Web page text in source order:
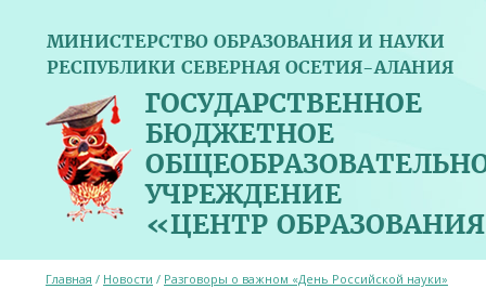
МИНИСТЕРСТВО ОБРАЗОВАНИЯ И НАУКИ
РЕСПУБЛИКИ СЕВЕРНАЯ ОСЕТИЯ-АЛАНИЯ
ГОСУДАРСТВЕННОЕ
БЮДЖЕТНОЕ
УЧРЕЖДЕНИЕ
«ЦЕНТР
Главная / Новости / Разговоры о важном «День Российской науки»